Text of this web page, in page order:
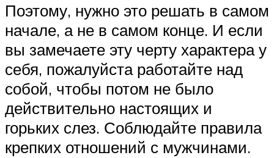
Поэтому, нужно это решать в самом
начале, а не в самом конце. И если
вы замечаете эту черту характера у
себя, пожалуйста работайте над
собой, чтобы потом не было
действительно настоящих и
горьких слез. Соблюдайте правила
крепких отношений с мужчинами.